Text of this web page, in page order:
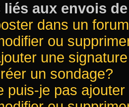
liés aux envois
dans un
ou
une
un sondage?
puis-je pas